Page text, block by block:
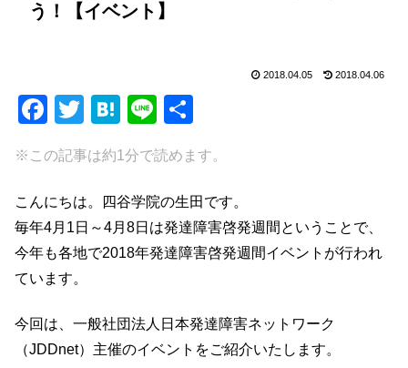
う！【イベント】
2018.04.05 2018.04.06
F
c
e
b
o
o
k
T
tt
er
H
e
n
a
Li
e
※この記事は約1分で読めます。
こんにちは。四谷学院の生田です。
毎年4月1日～4月8日は発達障害啓発週間ということで、
今年も各地で2018年発達障害啓発週間イベントが行われ
ています。
今回は、一般社団法人日本発達障害ネットワーク
（JDDnet）主催のイベントをご紹介いたします。